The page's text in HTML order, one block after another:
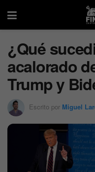
¿Qué
acalorado
Trump y
Escrito por Miguel